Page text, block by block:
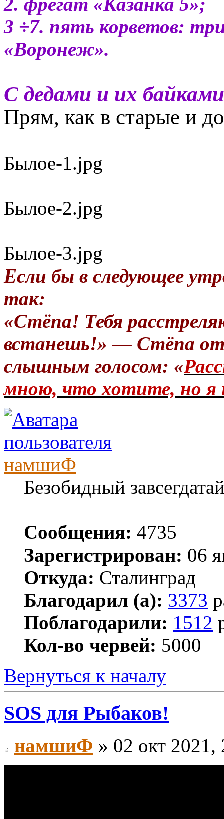
3 ÷7. пять корветов:
«Воронеж».
С дедами и их
Прям, как в старые и
Былое-1.jpg
Былое-2.jpg
Былое-3.jpg
Если бы в следующее
так:
«Стёпа! Тебя
встанешь!» — Стёпа
слышным голосом: «
мною, что хотите, но я
намшиФ
Безобидный
Сообщения: 4735
Зарегистрирован: 06
Откуда: Сталинград
Благодарил (а): 3373
Поблагодарили: 1512
Кол-во червей: 5000
Вернуться к началу
SOS для Рыбаков!
намшиФ » 02 окт 2021,